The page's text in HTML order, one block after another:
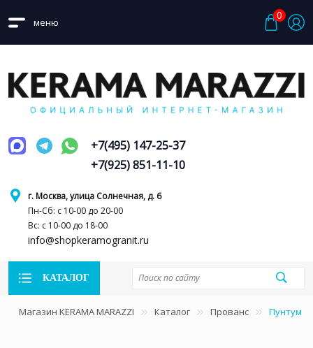
меню
0
г. Москва, улица Солнечная, д. 6
Пн-Сб: с 10-00 до 20-00
Вс: с 10-00 до 18-00
info@shopkeramogranit.ru
+7(495) 147-25-37
+7(925) 851-11-10
КАТАЛОГ
Магазин KERAMA MARAZZI Каталог Прованс Пунтум